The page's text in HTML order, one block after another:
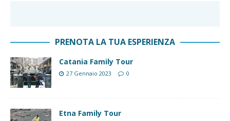
PRENOTA LA TUA ESPERIENZA
Catania Family Tour
27 Gennaio 2023 0
Etna Family Tour